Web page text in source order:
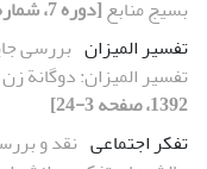
بسیج منابع[دوره 7، شماره 3، 1392، صفحه 75-99]
تفسیر المیزان بررسی
تفسیر المیزان: دوگانة
1392، صفحه 3-24]
تفکر اجتماعی نقد و